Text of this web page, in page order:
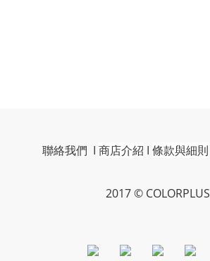
聯絡我們 I 商店介紹 I 條款與細則
2017 © COLORPLUS